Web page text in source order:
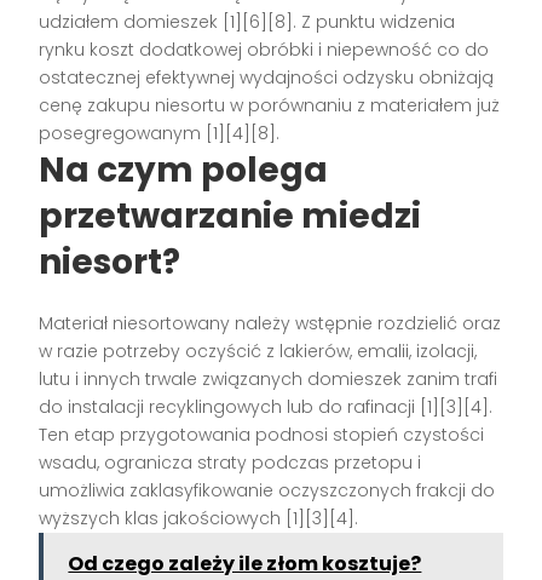
udziałem domieszek [1][6][8]. Z punktu widzenia
rynku koszt dodatkowej obróbki i niepewność co do
ostatecznej efektywnej wydajności odzysku obniżają
cenę zakupu niesortu w porównaniu z materiałem już
posegregowanym [1][4][8].
Na czym polega
przetwarzanie miedzi
niesort?
Materiał niesortowany należy wstępnie rozdzielić oraz
w razie potrzeby oczyścić z lakierów, emalii, izolacji,
lutu i innych trwale związanych domieszek zanim trafi
do instalacji recyklingowych lub do rafinacji [1][3][4].
Ten etap przygotowania podnosi stopień czystości
wsadu, ogranicza straty podczas przetopu i
umożliwia zaklasyfikowanie oczyszczonych frakcji do
wyższych klas jakościowych [1][3][4].
Od czego zależy ile złom kosztuje?